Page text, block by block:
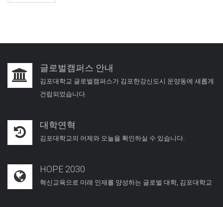
글로벌캠퍼스 안내
김포대학교 글로벌캠퍼스가 김포한강신도시 운양동에 새롭게
건립되었습니다.
대학연혁
김포대학교의 어제와 오늘을 확인하실 수 있습니다.
HOPE 2030
혁신교육으로 미래 인재를 양성하는 글로벌 대학, 김포대학교